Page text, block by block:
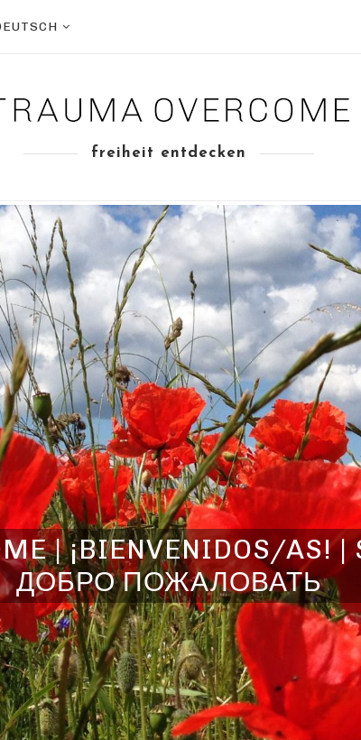
freiheit entdecken
| ¡BIENVENIDOS/AS! |
ДОБРО ПОЖАЛОВАТЬ